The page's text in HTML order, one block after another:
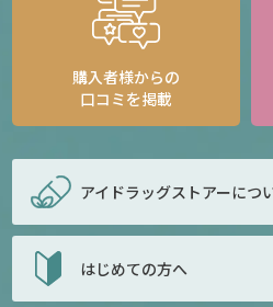
購入者様からの
口コミを掲載
アイドラッグストアーにつ
はじめての方へ